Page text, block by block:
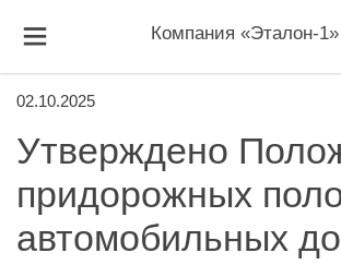
Компания «Эталон-1»
02.10.2025
Утверждено
придорожных
автомобильных